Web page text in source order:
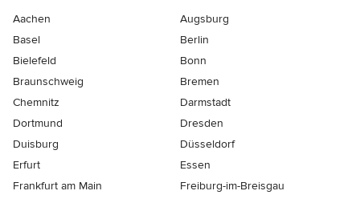
Aachen
Augsburg
Basel
Berlin
Bielefeld
Bonn
Braunschweig
Bremen
Chemnitz
Darmstadt
Dortmund
Dresden
Duisburg
Düsseldorf
Erfurt
Essen
Frankfurt am Main
Freiburg-im-Breisgau